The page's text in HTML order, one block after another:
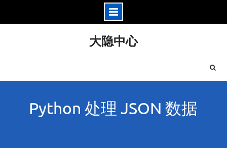
大隐中心
Python 处理 JSON 数据